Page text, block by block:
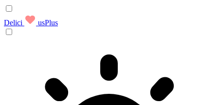
Delici usPlus